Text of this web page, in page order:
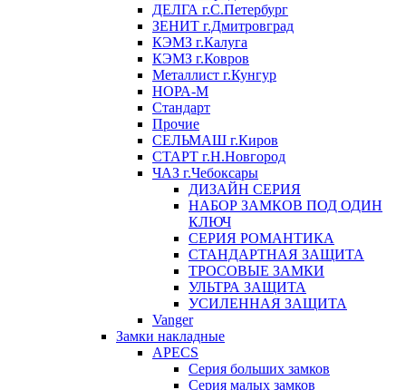
ДЕЛГА г.С.Петербург
ЗЕНИТ г.Дмитровград
КЭМЗ г.Калуга
КЭМЗ г.Ковров
Металлист г.Кунгур
НОРА-М
Стандарт
Прочие
СЕЛЬМАШ г.Киров
СТАРТ г.Н.Новгород
ЧАЗ г.Чебоксары
ДИЗАЙН СЕРИЯ
НАБОР ЗАМКОВ ПОД ОДИН
КЛЮЧ
СЕРИЯ РОМАНТИКА
СТАНДАРТНАЯ ЗАЩИТА
ТРОСОВЫЕ ЗАМКИ
УЛЬТРА ЗАЩИТА
УСИЛЕННАЯ ЗАЩИТА
Vanger
Замки накладные
APECS
Серия больших замков
Серия малых замков